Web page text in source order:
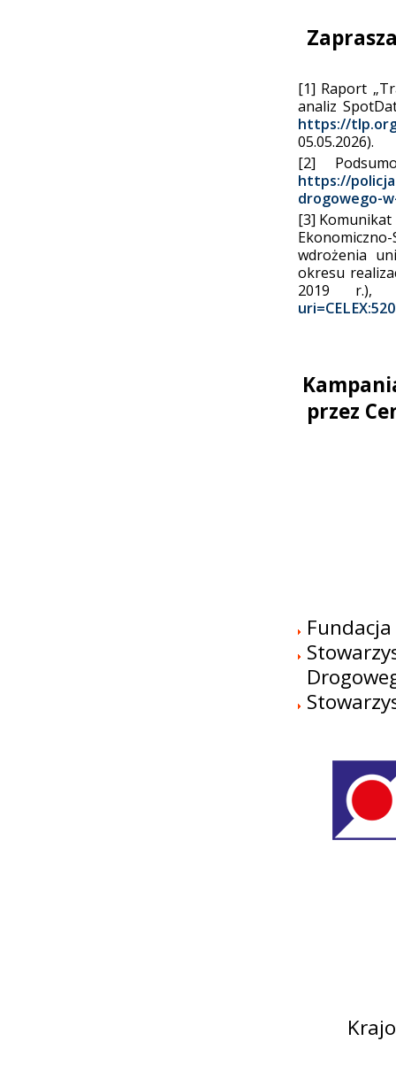
[1] Raport
analiz
https://
05.05.2026).
[2]
https://
drogowego-
[3] Komunikat
wdrożenia
okresu
2019
przez